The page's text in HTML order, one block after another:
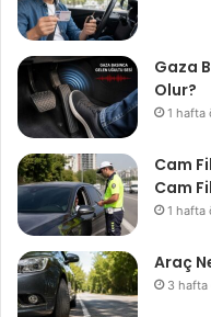
Gaza
Olur?
1 hafta
Cam
Cam
1 hafta
Araç
3 hafta